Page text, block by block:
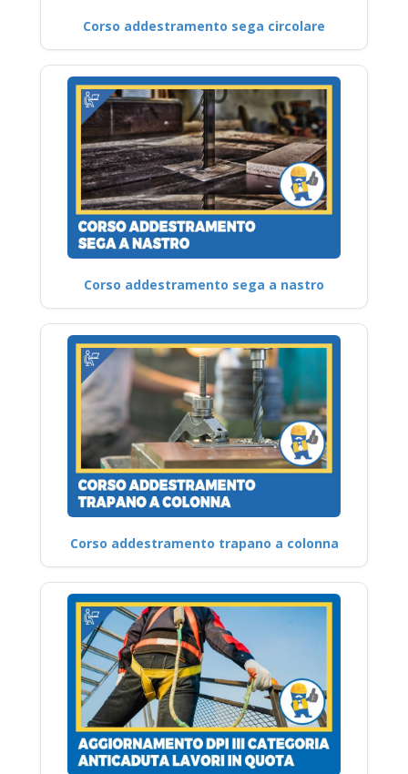
Corso addestramento sega circolare
Corso addestramento sega a nastro
Corso addestramento trapano a colonna